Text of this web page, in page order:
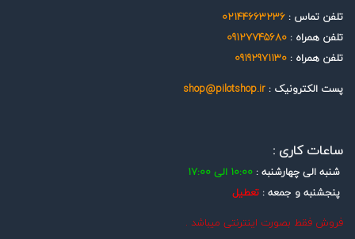
تلفن تماس : 02144663236
تلفن همراه : 09127745680
تلفن همراه : 09192971130
پست الکترونیک : shop@pilotshop.ir
ساعات کاری :
شنبه الی چهارشنبه : 10:00 الی 17:00
پنجشنبه و جمعه : تعطیل
فروش فقط بصورت اینترنتی میباشد .